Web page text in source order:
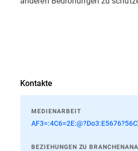
Kontakte
MEDIENARBEIT
BEZIEHUNGEN ZU